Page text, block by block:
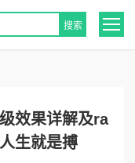
效果详解及ra
生就是搏